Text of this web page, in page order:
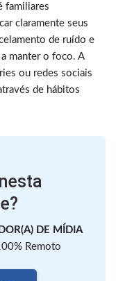
familiares
claramente seus
de ruído e
manter o foco. A
ou redes sociais
de hábitos
DE MÍDIA
Remoto